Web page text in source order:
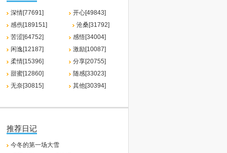
深情[77691]
开心[49843]
感伤[189151]
沧桑[31792]
苦涩[64752]
感悟[34004]
闲逸[12187]
激励[10087]
柔情[15396]
分享[20755]
甜蜜[12860]
随感[33023]
无奈[30815]
其他[30394]
推荐日记
今冬的第一场大雪